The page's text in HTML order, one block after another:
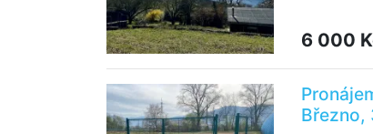
6 000
Březno,